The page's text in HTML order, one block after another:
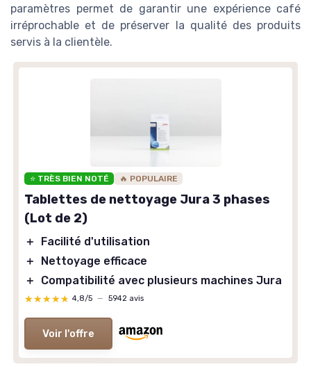
paramètres permet de garantir une expérience café
irréprochable et de préserver la qualité des produits
servis à la clientèle.
⭐ TRÈS BIEN NOTÉ 🔥 POPULAIRE
Tablettes de nettoyage Jura 3 phases
(Lot de 2)
＋
Facilité d'utilisation
＋
Nettoyage efficace
＋
Compatibilité avec plusieurs machines Jura
★★★★★
★★★★★ 4,8/5 — 5942 avis
Voir l'offre